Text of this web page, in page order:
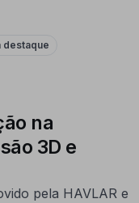
destaque
na
3D e
pela HAVLAR e